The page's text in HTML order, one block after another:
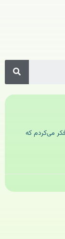
می‌کردم که